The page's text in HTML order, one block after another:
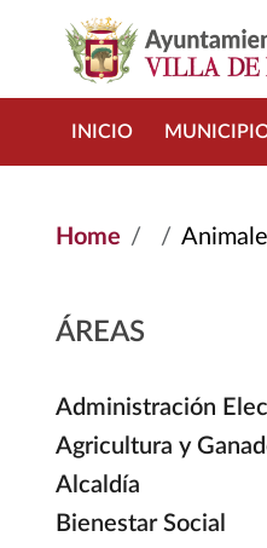
INICIO
Home
ÁREAS
Administración
Agricultura y
Alcaldía
Bienestar Social